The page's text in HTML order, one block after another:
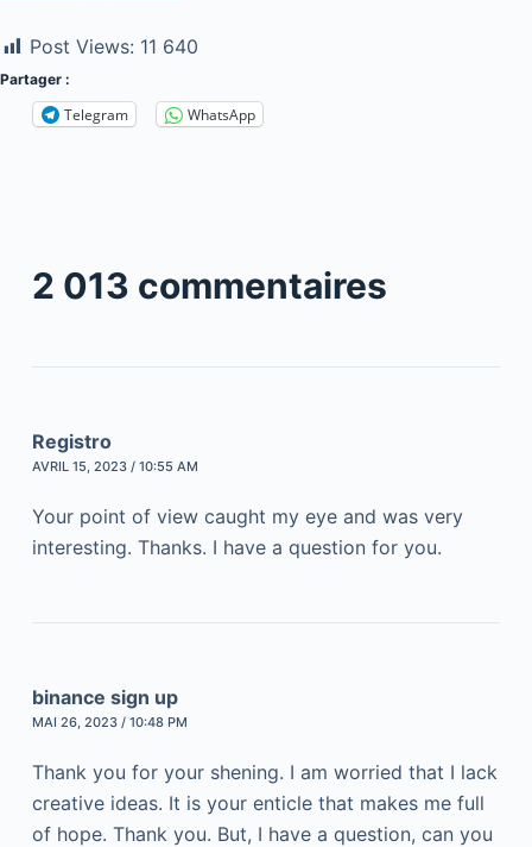
Post Views: 11 640
Partager :
Telegram WhatsApp
2 013 commentaires
Registro
AVRIL 15, 2023 / 10:55 AM
Your point of view caught my eye and was very
interesting. Thanks. I have a question for you.
binance sign up
MAI 26, 2023 / 10:48 PM
Thank you for your shening. I am worried that I lack
creative ideas. It is your enticle that makes me full
of hope. Thank you. But, I have a question, can you